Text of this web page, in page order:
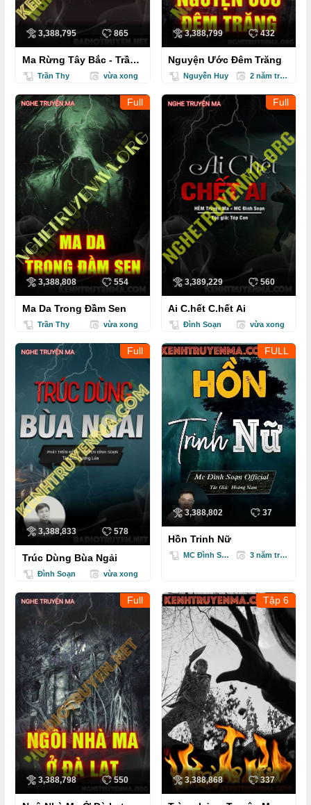
3,388,795 865
Ma Rừng Tây Bắc - Trần
ThyTrần Thy vừa xong
3,388,799 432
Nguyện Ước Đêm Trăng
Nguyễn Huy 2 năm trước
Full
3,388,808 554
Ma Da Trong Đầm Sen
Trần Thy vừa xong
Full
3,389,229 560
Ai C.hết C.hết Ai
Đình Soạn vừa xong
Full
3,388,833 578
Trúc Dùng Bùa Ngải
Đình Soạn vừa xong
FULL
3,388,802 37
Hồn Trinh Nữ
MC Đình Soạn 3 năm trước
Full
3,388,798 550
Tập 6
3,388,868 337